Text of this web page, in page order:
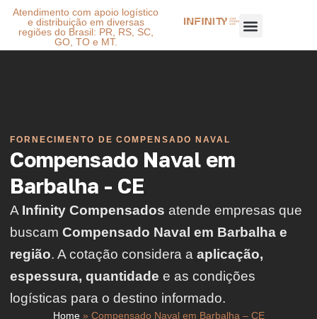
Atendimento com apoio logístico
e distribuição em diversas
regiões do Brasil: PR, RS, SC,
GO, TO e MT.
FORNECIMENTO DE COMPENSADO NAVAL
Compensado Naval em
Barbalha - CE
A Infinity Compensados atende empresas que
buscam Compensado Naval em Barbalha e
região. A cotação considera a aplicação,
espessura, quantidade e as condições
logísticas para o destino informado.
Home» Compensado Naval em Barbalha – CE